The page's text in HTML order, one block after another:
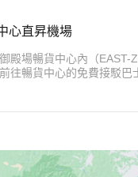
心直昇機場
殿場暢貨中心內（EAST-
往暢貨中心的免費接駁巴